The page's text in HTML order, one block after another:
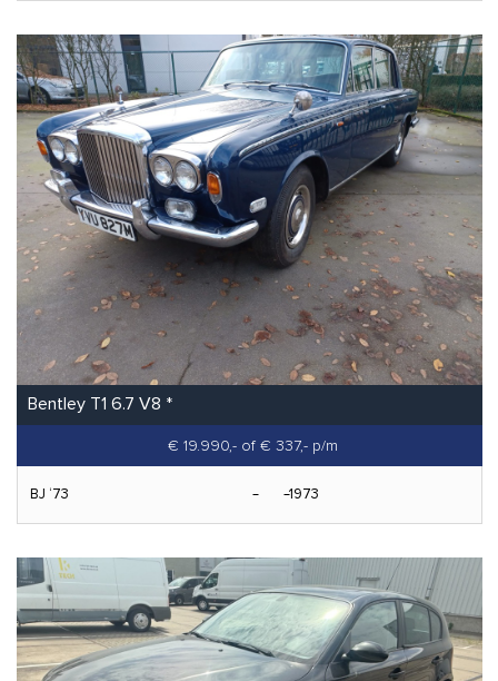
Bentley T1 6.7 V8 *
€ 19.990,- of € 337,- p/m
BJ ‘73 1973